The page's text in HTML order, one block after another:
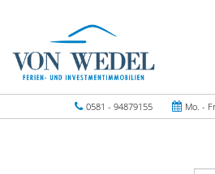
0581 - 94879155 Mo. -